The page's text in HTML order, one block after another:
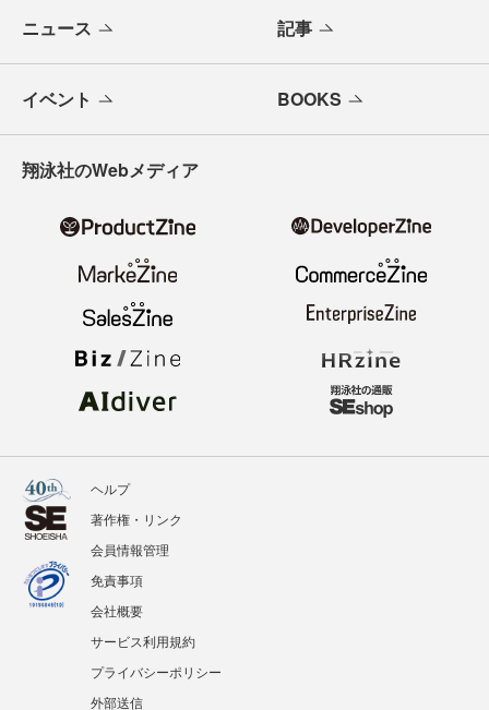
ニュース 記事
イベント BOOKS
翔泳社のWebメディア
ヘルプ
著作権・リンク
会員情報管理
免責事項
会社概要
サービス利用規約
プライバシーポリシー
外部送信